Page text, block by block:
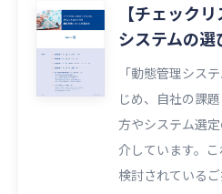
【チェック
システムの選
「動態管理シス
じめ、自社の課
方やシステム選
介しています。
検討されている